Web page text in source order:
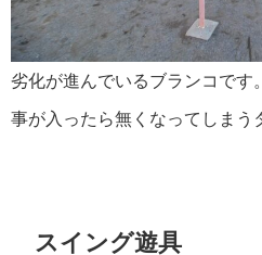
劣化が進んでいるブランコです
事が入ったら無くなってしまう
スイング遊具